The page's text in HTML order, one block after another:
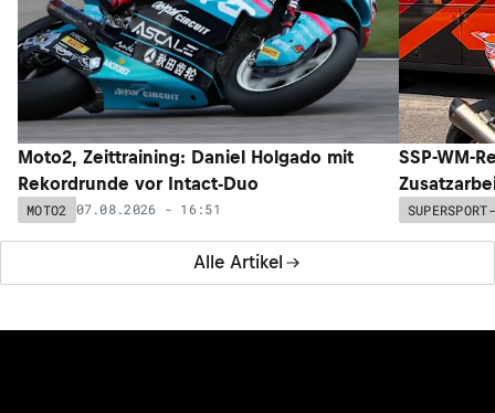
Alle Artikel
Moto2, Zeittraining: Daniel Holgado mit
Rekordrunde vor Intact-Duo
MOTO2 07.08.2026 - 16:51
SSP-WM-
SUPERSPORT-